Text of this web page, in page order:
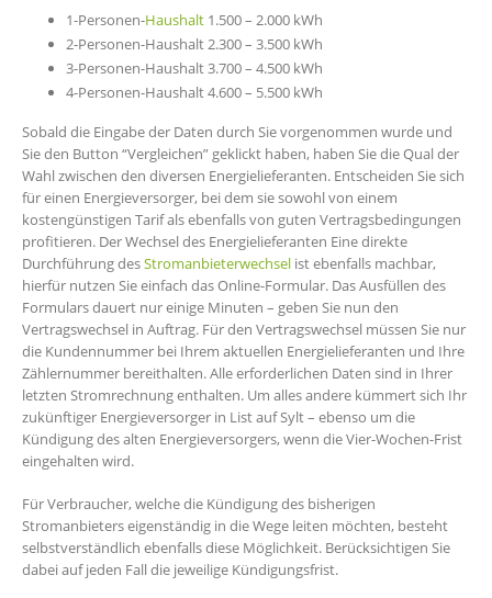
1-Personen-Haushalt 1.500 – 2.000 kWh
2-Personen-Haushalt 2.300 – 3.500 kWh
3-Personen-Haushalt 3.700 – 4.500 kWh
4-Personen-Haushalt 4.600 – 5.500 kWh
Sobald die Eingabe der Daten durch Sie vorgenommen wurde und
Sie den Button “Vergleichen” geklickt haben, haben Sie die Qual der
Wahl zwischen den diversen Energielieferanten. Entscheiden Sie sich
für einen Energieversorger, bei dem sie sowohl von einem
kostengünstigen Tarif als ebenfalls von guten Vertragsbedingungen
profitieren. Der Wechsel des Energielieferanten Eine direkte
Durchführung desStromanbieterwechsel ist ebenfalls machbar,
hierfür nutzen Sie einfach das Online-Formular. Das Ausfüllen des
Formulars dauert nur einige Minuten – geben Sie nun den
Vertragswechsel in Auftrag. Für den Vertragswechsel müssen Sie nur
die Kundennummer bei Ihrem aktuellen Energielieferanten und Ihre
Zählernummer bereithalten. Alle erforderlichen Daten sind in Ihrer
letzten Stromrechnung enthalten. Um alles andere kümmert sich Ihr
zukünftiger Energieversorger in List auf Sylt – ebenso um die
Kündigung des alten Energieversorgers, wenn die Vier-Wochen-Frist
eingehalten wird.
Für Verbraucher, welche die Kündigung des bisherigen
Stromanbieters eigenständig in die Wege leiten möchten, besteht
selbstverständlich ebenfalls diese Möglichkeit. Berücksichtigen Sie
dabei auf jeden Fall die jeweilige Kündigungsfrist.